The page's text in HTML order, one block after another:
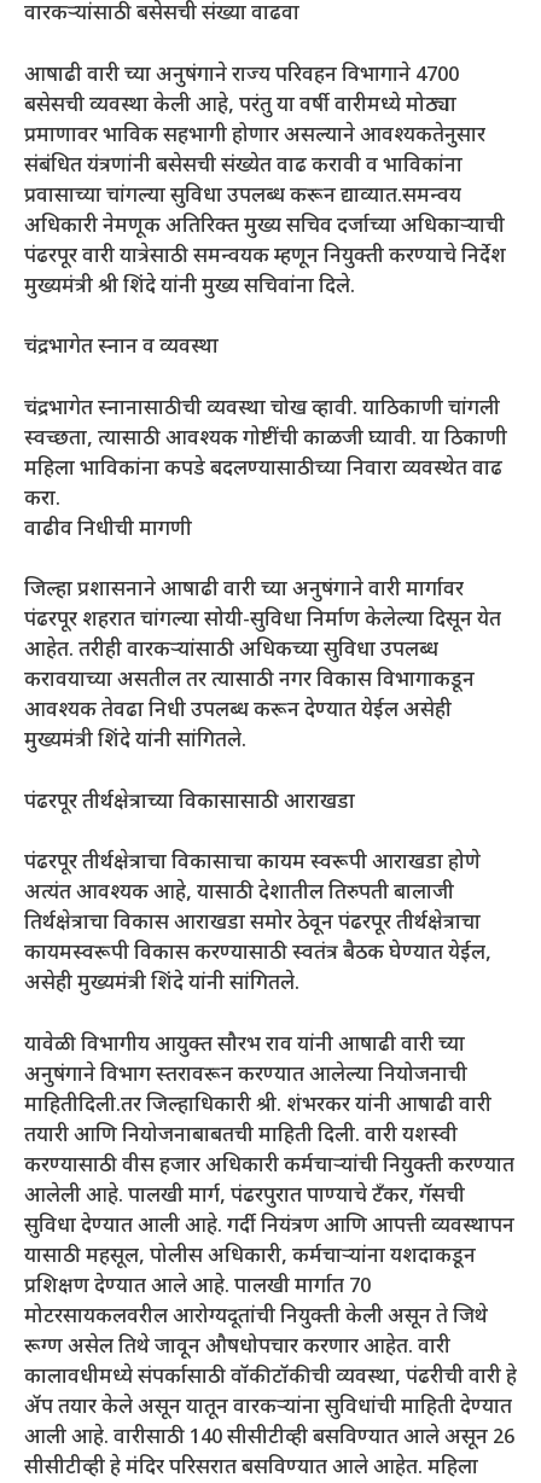
वारकऱ्यांसाठी बसेसची संख्या वाढवा
आषाढी वारी च्या अनुषंगाने राज्य परिवहन विभागाने 4700
बसेसची व्यवस्था केली आहे, परंतु या वर्षी वारीमध्ये मोठ्या
प्रमाणावर भाविक सहभागी होणार असल्याने आवश्‍यकतेनुसार
संबंधित यंत्रणांनी बसेसची संख्येत वाढ करावी व भाविकांना
प्रवासाच्या चांगल्या सुविधा उपलब्ध करून द्याव्यात.समन्वय
अधिकारी नेमणूक अतिरिक्त मुख्य सचिव दर्जाच्या अधिकाऱ्याची
पंढरपूर वारी यात्रेसाठी समन्वयक म्हणून नियुक्ती करण्याचे निर्देश
मुख्यमंत्री श्री शिंदे यांनी मुख्य सचिवांना दिले.
चंद्रभागेत स्नान व व्यवस्था
चंद्रभागेत स्नानासाठीची व्यवस्था चोख व्हावी. याठिकाणी चांगली
स्वच्छता, त्यासाठी आवश्यक गोष्टींची काळजी घ्यावी. या ठिकाणी
महिला भाविकांना कपडे बदलण्यासाठीच्या निवारा व्यवस्थेत वाढ
करा.
वाढीव निधीची मागणी
जिल्हा प्रशासनाने आषाढी वारी च्या अनुषंगाने वारी मार्गावर
पंढरपूर शहरात चांगल्या सोयी-सुविधा निर्माण केलेल्या दिसून येत
आहेत. तरीही वारकऱ्यांसाठी अधिकच्या सुविधा उपलब्ध
करावयाच्या असतील तर त्यासाठी नगर विकास विभागाकडून
आवश्यक तेवढा निधी उपलब्ध करून देण्यात येईल असेही
मुख्यमंत्री शिंदे यांनी सांगितले.
पंढरपूर तीर्थक्षेत्राच्या विकासासाठी आराखडा
पंढरपूर तीर्थक्षेत्राचा विकासाचा कायम स्वरूपी आराखडा होणे
अत्यंत आवश्यक आहे, यासाठी देशातील तिरुपती बालाजी
तिर्थक्षेत्राचा विकास आराखडा समोर ठेवून पंढरपूर तीर्थक्षेत्राचा
कायमस्वरूपी विकास करण्यासाठी स्वतंत्र बैठक घेण्यात येईल,
असेही मुख्यमंत्री शिंदे यांनी सांगितले.
यावेळी विभागीय आयुक्त सौरभ राव यांनी आषाढी वारी च्या
अनुषंगाने विभाग स्तरावरून करण्यात आलेल्या नियोजनाची
माहितीदिली.तर जिल्हाधिकारी श्री. शंभरकर यांनी आषाढी वारी
तयारी आणि नियोजनाबाबतची माहिती दिली. वारी यशस्वी
करण्यासाठी वीस हजार अधिकारी कर्मचाऱ्यांची नियुक्ती करण्यात
आलेली आहे. पालखी मार्ग, पंढरपुरात पाण्याचे टँकर, गॅसची
सुविधा देण्यात आली आहे. गर्दी नियंत्रण आणि आपत्ती व्यवस्थापन
यासाठी महसूल, पोलीस अधिकारी, कर्मचाऱ्यांना यशदाकडून
प्रशिक्षण देण्यात आले आहे. पालखी मार्गात 70
मोटरसायकलवरील आरोग्यदूतांची नियुक्ती केली असून ते जिथे
रूग्ण असेल तिथे जावून औषधोपचार करणार आहेत. वारी
कालावधीमध्ये संपर्कासाठी वॉकीटॉकीची व्यवस्था, पंढरीची वारी हे
ॲप तयार केले असून यातून वारकऱ्यांना सुविधांची माहिती देण्यात
आली आहे. वारीसाठी 140 सीसीटीव्ही बसविण्यात आले असून 26
सीसीटीव्ही हे मंदिर परिसरात बसविण्यात आले आहेत. महिला